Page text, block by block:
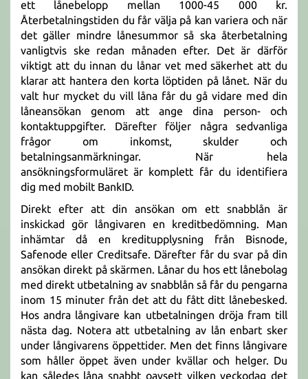
ett lånebelopp mellan 1000-45 000 kr.
Återbetalningstiden du får välja på kan variera och när
det gäller mindre lånesummor så ska återbetalning
vanligtvis ske redan månaden efter. Det är därför
viktigt att du innan du lånar vet med säkerhet att du
klarar att hantera den korta löptiden på lånet. När du
valt hur mycket du vill låna får du gå vidare med din
låneansökan genom att ange dina person- och
kontaktuppgifter. Därefter följer några sedvanliga
frågor om inkomst, skulder och
betalningsanmärkningar. När hela
ansökningsformuläret är komplett får du identifiera
dig med mobilt BankID.
Direkt efter att din ansökan om ett snabblån är
inskickad gör långivaren en kreditbedömning. Man
inhämtar då en kreditupplysning från Bisnode,
Safenode eller Creditsafe. Därefter får du svar på din
ansökan direkt på skärmen. Lånar du hos ett lånebolag
med direkt utbetalning av snabblån så får du pengarna
inom 15 minuter från det att du fått ditt lånebesked.
Hos andra långivare kan utbetalningen dröja fram till
nästa dag. Notera att utbetalning av lån enbart sker
under långivarens öppettider. Men det finns långivare
som håller öppet även under kvällar och helger. Du
kan således låna snabbt oavsett vilken veckodag det